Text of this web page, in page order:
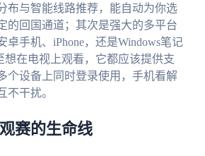
布与智能线路推荐，能自动为你选
的回国通道；其次是强大的多平台
卓手机、iPhone，还是Windows笔记
想在电视上观看，它都应该提供支
个设备上同时登录使用，手机看解
不干扰。
赛的生命线